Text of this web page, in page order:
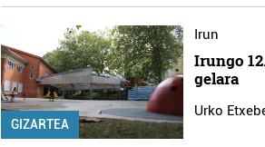
neurtzeko, jendeari buruzko
produktuak garatzeko. Zure datuak
erabiltzen dituen hauta dezakezu.
Bazkide batzuek ez dizute baimenik
interes komertzial legitimoetan
bazkideen zerrenda, beren ustez zein
GIZARTEA
Irun
Irungo
gelara
Urko